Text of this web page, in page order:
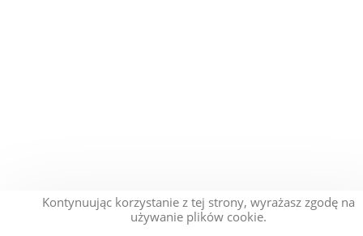
Kontynuując korzystanie z tej strony, wyrażasz zgodę na
używanie plików cookie.